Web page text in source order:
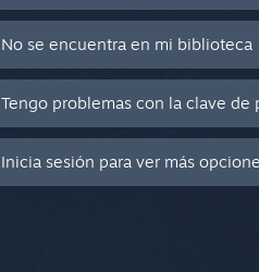
No se encuentra en mi biblioteca
Tengo problemas con la clave
Inicia sesión para ver más